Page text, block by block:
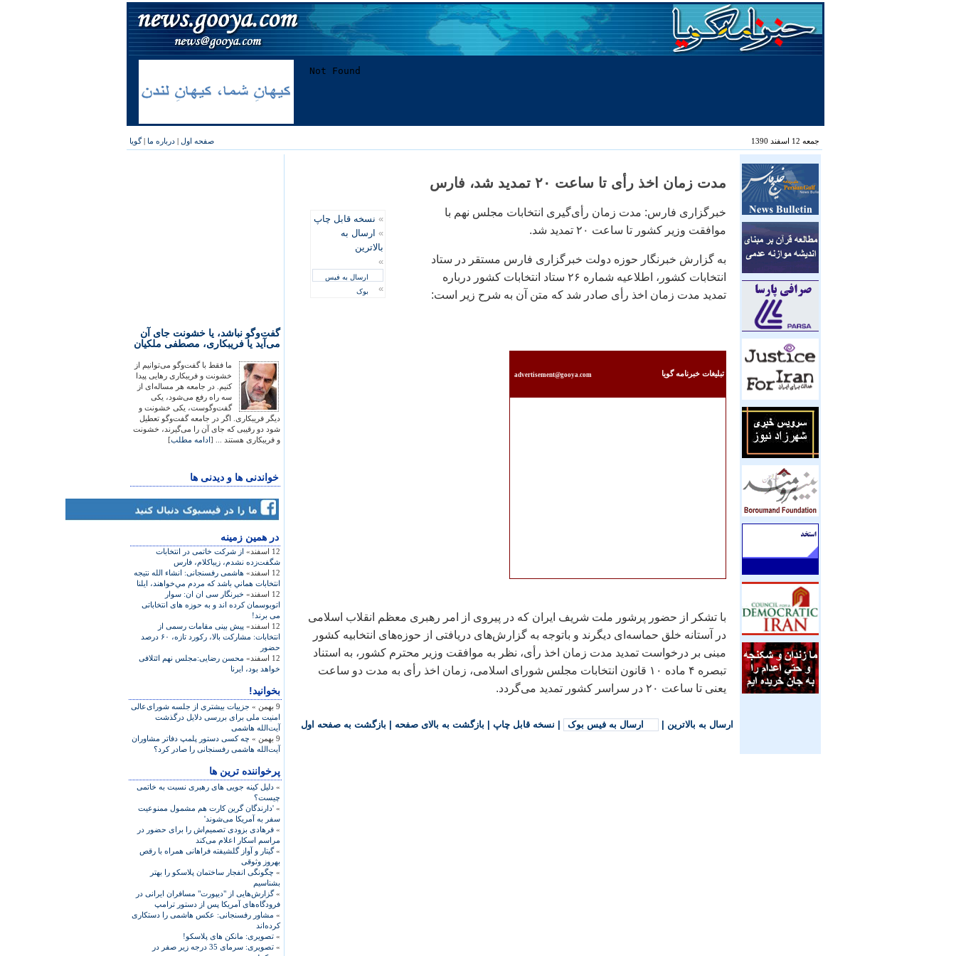
جمعه 12 اسفند 1390 صفحه اول | درباره ما |گویا
گفت‌وگو نباشد، یا خشونت جای آن
می‌آید یا فریبکاری، مصطفی ملکیان
ما فقط با گفت‌وگو می‌توانیم از
خشونت و فریبکاری رهایی پیدا
کنیم. در جامعه هر مساله‌ای از
سه راه رفع می‌شود، یکی
گفت‌وگوست، یکی خشونت و
دیگر فریبکاری. اگر در جامعه گفت‌وگو تعطیل
شود دو رقیبی که جای آن را می‌گیرند، خشونت
و فریبکاری هستند ... [ادامه مطلب]
خواندنی ها و دیدنی ها
در همين زمينه
12 اسفند»
از شرکت خاتمی در انتخابات
شگفت‌زده نشدم، زیباکلام، فارس
12 اسفند»
هاشمی رفسنجانی: انشاء الله نتيجه
انتخابات هماني باشد كه مردم مي‌خواهند، ایلنا
12 اسفند»
خبرنگار سی ان ان: سوار
اتوبوسمان کرده اند و به حوزه های انتخاباتی
می برند!
12 اسفند»
پیش بینی مقامات رسمی از
انتخابات: مشارکت بالا، رکورد تازه، ۶۰ درصد
حضور
12 اسفند»
محسن رضایی:مجلس نهم ائتلافی
خواهد بود، ایرنا
بخوانید!
9 بهمن »
جزییات بیشتری از جلسه شورای‌عالی
امنیت ملی برای بررسی دلایل درگذشت
آیت‌الله هاشمی
9 بهمن »
چه کسی دستور پلمپ دفاتر مشاوران
آیت‌الله هاشمی رفسنجانی را صادر کرد؟
پرخواننده ترین ها
» دلیل کینه جویی های رهبری نسبت به خاتمی
چیست؟
» 'دارندگان گرین کارت هم مشمول ممنوعیت
سفر به آمریکا می‌شوند'
» فرهادی بزودی تصمیم‌اش را برای حضور در
مراسم اسکار اعلام می‌کند
»گیتار و آواز گلشیفته فراهانی همراه با رقص
بهروز وثوقی
» چگونگی انفجار ساختمان پلاسکو را بهتر
بشناسیم
»گزارش‌هایی از "دیپورت" مسافران ایرانی در
فرودگاه‌های آمریکا پس از دستور ترامپ
» مشاور رفسنجانی: عکس هاشمی را دستکاری
کرده‌اند
» تصویری: مانکن های پلاسکو!
»
تصویری: سرمای 35 درجه زیر صفر در
مدت زمان اخذ رأی تا ساعت ۲۰ تمدید شد، فارس
» نسخه قابل چاپ
» ارسال به
بالاترین
»
ارسال به فیس
بوک
»
خبرگزاری فارس: مدت زمان رأی‌گیری انتخابات مجلس نهم با
موافقت وزیر کشور تا ساعت ۲۰ تمدید شد.
به گزارش خبرنگار حوزه دولت خبرگزاری فارس مستقر در ستاد
انتخابات کشور، اطلاعیه شماره ۲۶ ستاد انتخابات کشور درباره
تمدید مدت زمان اخذ رأی صادر شد که متن آن به شرح زیر است:
تبليغات خبرنامه گويا advertisement@gooya.com
با تشکر از حضور پرشور ملت شریف ایران که در پیروی از امر رهبری معظم انقلاب اسلامی
در آستانه خلق حماسه‌ای دیگرند و باتوجه به گزارش‌های دریافتی از حوزه‌های انتخابیه کشور
مبنی بر درخواست تمدید مدت زمان اخذ رأی، نظر به موافقت وزیر محترم کشور، به استناد
تبصره ۴ ماده ۱۰ قانون انتخابات مجلس شورای اسلامی، زمان اخذ رأی به مدت دو ساعت
یعنی تا ساعت ۲۰ در سراسر کشور تمدید می‌گردد.
ارسال به بالاترین ارسال به فیس بوک نسخه قابل چاپ بازگشت به بالای صفحه بازگشت به صفحه اول